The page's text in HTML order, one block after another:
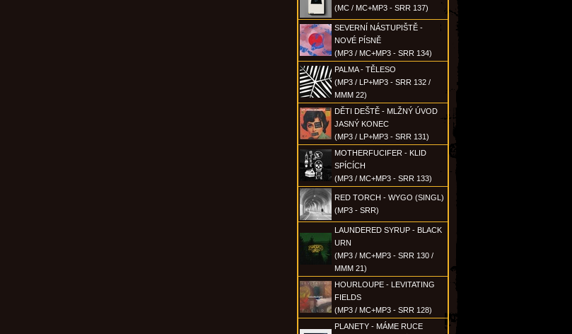
(MC / MC+MP3 - SRR 137)
SEVERNÍ NÁSTUPIŠTĚ -
NOVÉ PÍSNĚ
(MP3 / MC+MP3 - SRR 134)
PALMA - TĚLESO
(MP3 / LP+MP3 - SRR 132 /
MMM 22)
DĚTI DEŠTĚ - MLŽNÝ ÚVOD
JASNÝ KONEC
(MP3 / LP+MP3 - SRR 131)
MOTHERFUCIFER - KLID
SPÍCÍCH
(MP3 / MC+MP3 - SRR 133)
RED TORCH - WYGO (SINGL)
(MP3 - SRR)
LAUNDERED SYRUP - BLACK
URN
(MP3 / MC+MP3 - SRR 130 /
MMM 21)
HOURLOUPE - LEVITATING
FIELDS
(MP3 / MC+MP3 - SRR 128)
PLANETY - MÁME RUCE